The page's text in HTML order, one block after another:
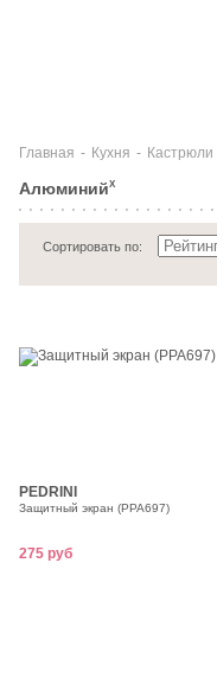
Главная - Кухня - Кастрюли
АлюминийX
Сортировать по:
PEDRINI
Защитный экран (PPA697)
275 руб